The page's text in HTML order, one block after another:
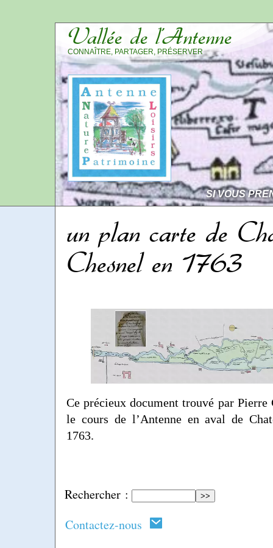
Vallée de l’Antenne
CONNAÎTRE, PARTAGER, PRÉSERVER
SI VOUS
Rechercher :
Contactez-nous
un plan carte de
Chesnel en 1763
Ce précieux document trouvé par
le cours de l’Antenne en aval de
1763.